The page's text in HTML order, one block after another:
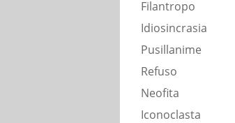
Filantropo
Idiosincrasia
Pusillanime
Refuso
Neofita
Iconoclasta